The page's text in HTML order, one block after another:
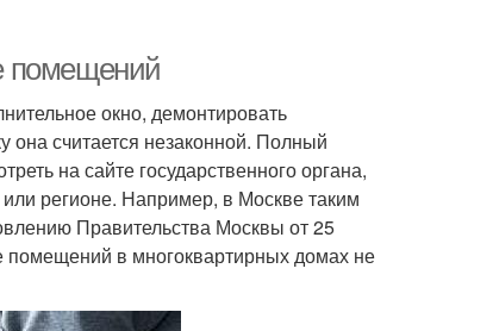
помещений
окно, демонтировать
она считается незаконной. Полный
на сайте государственного органа,
или регионе. Например, в Москве таким
Правительства Москвы от 25
помещений в многоквартирных домах не